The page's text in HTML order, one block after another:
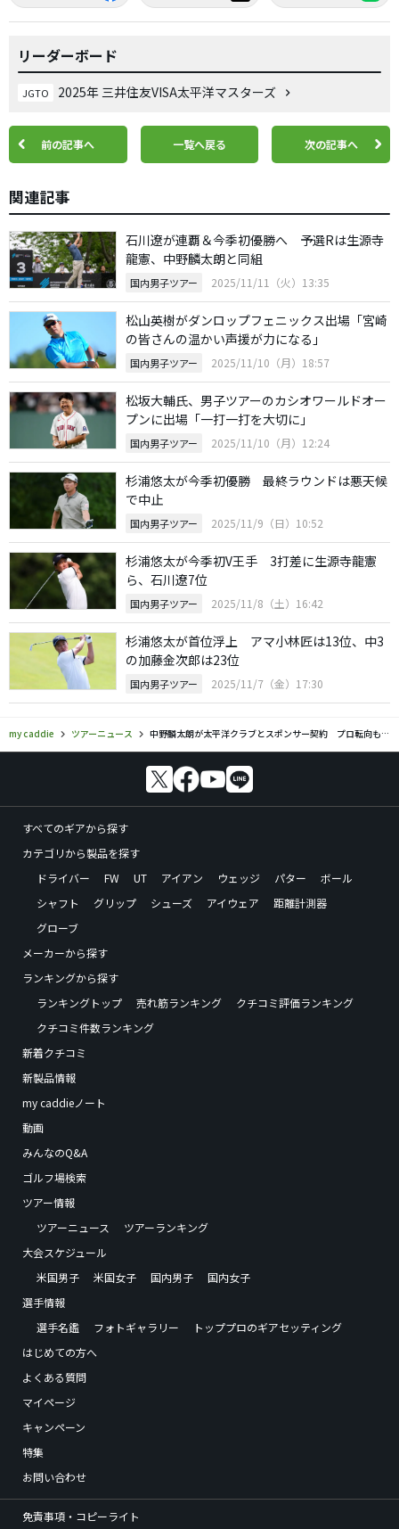
リーダーボード
JGTO 2025年 三井住友VISA太平洋マスターズ
前の記事へ 一覧へ戻る 次の記事へ
関連記事
石川遼が連覇＆今季初優勝へ 予選Rは生源寺
龍憲、中野麟太朗と同組
国内男子ツアー 2025/11/11（火）13:35
松山英樹がダンロップフェニックス出場「宮崎
の皆さんの温かい声援が力になる」
国内男子ツアー 2025/11/10（月）18:57
松坂大輔氏、男子ツアーのカシオワールドオー
プンに出場「一打一打を大切に」
国内男子ツアー 2025/11/10（月）12:24
杉浦悠太が今季初優勝 最終ラウンドは悪天候
で中止
国内男子ツアー 2025/11/9（日）10:52
杉浦悠太が今季初V王手 3打差に生源寺龍憲
ら、石川遼7位
国内男子ツアー 2025/11/8（土）16:42
杉浦悠太が首位浮上 アマ小林匠は13位、中3
の加藤金次郎は23位
国内男子ツアー 2025/11/7（金）17:30
my caddie ツアーニュース 中野麟太朗が太平洋クラブとスポンサー契約 プロ転向も表明
すべてのギアから探す
カテゴリから製品を探す
ドライバー
FW UT アイアン ウェッジ パター
ボール
シャフト
グリップ シューズ アイウェア
距離計測器
グローブ
メーカーから探す
ランキングから探す
ランキングトップ
売れ筋ランキング
クチコミ評価ランキング
クチコミ件数ランキング
新着クチコミ
新製品情報
my caddieノート
動画
みんなのQ&A
ゴルフ場検索
ツアー情報
ツアーニュース
ツアーランキング
大会スケジュール
米国男子
米国女子 国内男子
国内女子
選手情報
選手名鑑
フォトギャラリー
トッププロのギアセッティング
はじめての方へ
よくある質問
マイページ
キャンペーン
特集
お問い合わせ
免責事項・コピーライト